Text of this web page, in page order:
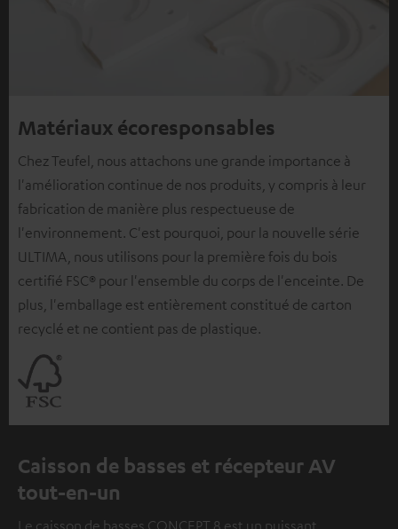
Matériaux écoresponsables
Chez Teufel, nous attachons une grande importance à
l'amélioration continue de nos produits, y compris à leur
fabrication de manière plus respectueuse de
l'environnement. C'est pourquoi, pour la nouvelle série
ULTIMA, nous utilisons pour la première fois du bois
certifié FSC® pour l'ensemble du corps de l'enceinte. De
plus, l'emballage est entièrement constitué de carton
recyclé et ne contient pas de plastique.
Caisson de basses et récepteur AV
tout-en-un